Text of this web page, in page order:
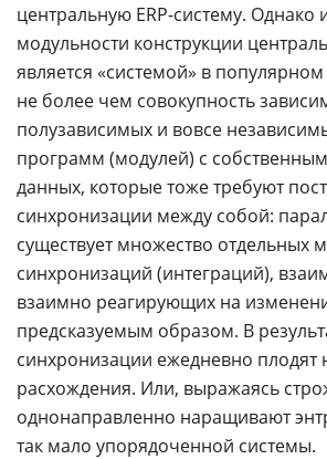
центральную ERP-систему. Однако
модульности конструкции
является «системой» в
не более чем совокупность
полузависимых и вовсе
программ (модулей) с
данных, которые тоже требуют
синхронизации между собой:
существует множество отдельных
синхронизаций (интеграций),
взаимно реагирующих на
предсказуемым образом. В
синхронизации ежедневно плодят
расхождения. Или, выражаясь
однонаправленно наращивают
так мало упорядоченной системы.